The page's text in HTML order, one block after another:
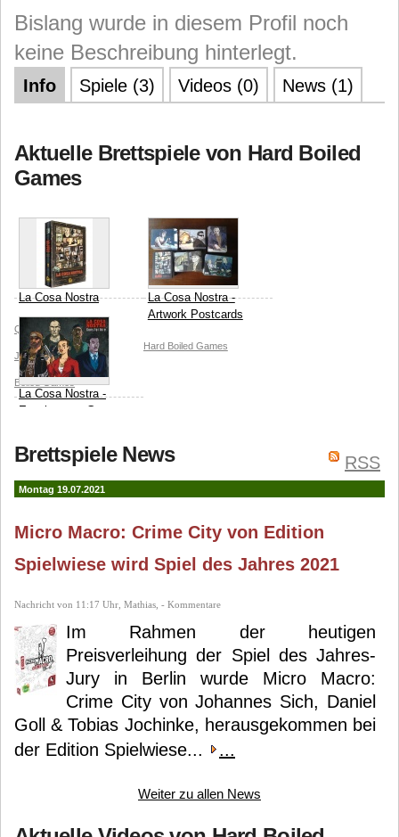
Bislang wurde in diesem Profil noch
keine Beschreibung hinterlegt.
Info Spiele (3) Videos (0) News (1)
Aktuelle Brettspiele von Hard Boiled
Games
La Cosa Nostra
Quined Games
Johannes Sich Hard
Boiled Games
La Cosa Nostra -
Artwork Postcards
Hard Boiled Games
La Cosa Nostra -
Erweiterung: Guns
Johannes Sich Hard
Boiled Games
RSS
Brettspiele News
Montag 19.07.2021
Micro Macro: Crime City von Edition
Spielwiese wird Spiel des Jahres 2021
Nachricht von 11:17 Uhr, Mathias, - Kommentare
Im Rahmen der heutigen
Preisverleihung der Spiel des Jahres-
Jury in Berlin wurde Micro Macro:
Crime City von Johannes Sich, Daniel
Goll & Tobias Jochinke, herausgekommen bei
der Edition Spielwiese...
...
Weiter zu allen News